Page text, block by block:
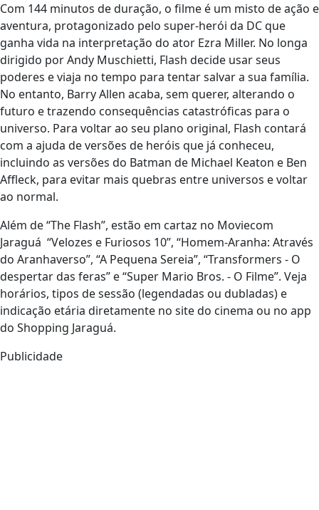
Com 144 minutos de duração, o filme é um misto de ação e
aventura, protagonizado pelo super-herói da DC que
ganha vida na interpretação do ator Ezra Miller. No longa
dirigido por Andy Muschietti, Flash decide usar seus
poderes e viaja no tempo para tentar salvar a sua família.
No entanto, Barry Allen acaba, sem querer, alterando o
futuro e trazendo consequências catastróficas para o
universo. Para voltar ao seu plano original, Flash contará
com a ajuda de versões de heróis que já conheceu,
incluindo as versões do Batman de Michael Keaton e Ben
Affleck, para evitar mais quebras entre universos e voltar
ao normal.
Além de “The Flash”, estão em cartaz no Moviecom
Jaraguá “Velozes e Furiosos 10”, “Homem-Aranha: Através
do Aranhaverso”, “A Pequena Sereia”, “Transformers - O
despertar das feras” e “Super Mario Bros. - O Filme”. Veja
horários, tipos de sessão (legendadas ou dubladas) e
indicação etária diretamente no site do cinema ou no app
do Shopping Jaraguá.
Publicidade